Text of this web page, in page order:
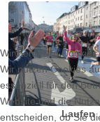
Laufen
Wir benutzen Cookies
Wir nutzen Cookies
essenziell für den
Website und die
entscheiden, ob Sie